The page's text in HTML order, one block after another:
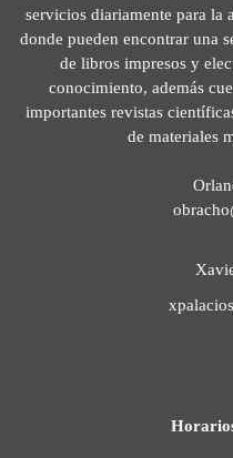
servicios diariamente para la
donde pueden encontrar una
de libros impresos y
conocimiento, además
importantes revistas
de materiales